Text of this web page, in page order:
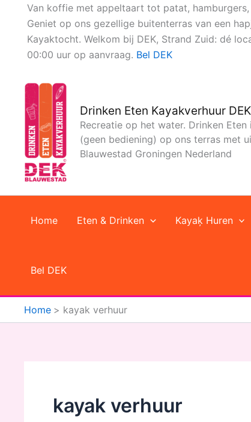
inhoud
Van koffie met appeltaart tot patat,
Geniet op ons gezellige buitenterras van een
Kayaktocht. Welkom bij DEK, Strand Zuid: dé
00:00 uur op aanvraag. Bel DEK
Drinken Eten Kayakverhuur
Recreatie op het water. Drinken
(geen bediening) op ons terras met
Blauwestad Groningen Nederland
Home Eten & Drinken Kayaķ Huren
Bel DEK
Home kayak verhuur
kayak verhuur